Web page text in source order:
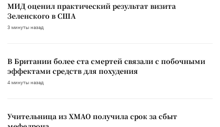
МИД оценил практический результат визита
Зеленского в США
3 минуты назад
В Британии более ста смертей связали с побочными
эффектами средств для похудения
4 минуты назад
Учительница из ХМАО получила срок за сбыт